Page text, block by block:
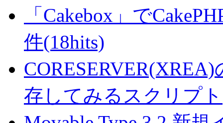
「Cakebox」で
件(18hits)
存してみるスクリプ